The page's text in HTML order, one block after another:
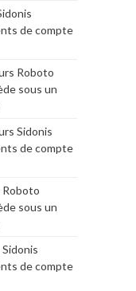
de compte
Roboto
sous un
Sidonis
de compte
sous un
de compte